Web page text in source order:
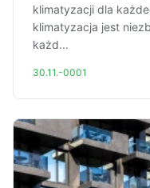
klimatyzacji dla
klimatyzacja jest
każd...
30.11.-0001